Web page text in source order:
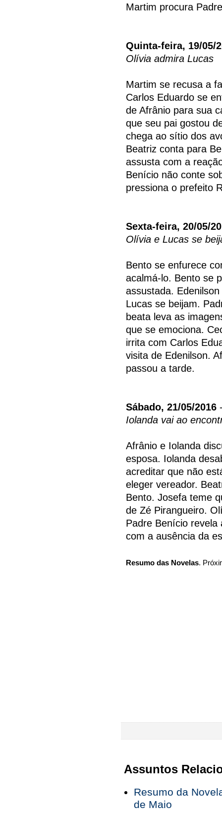
Martim procura
Quinta-feira, 19/05/
Olívia admira Lucas
Martim se recusa a
Carlos Eduardo se
de Afrânio para sua
que seu pai gostou
chega ao sítio dos
Beatriz conta para
assusta com a
Benício não conte
pressiona o prefeito
Sexta-feira, 20/05/
Olívia e Lucas se
Bento se enfurece
acalmá-lo. Bento se
assustada.
Lucas se beijam.
beata leva as
que se emociona.
irrita com Carlos
visita de Edenilson.
passou a tarde.
Sábado, 21/05/2016
Iolanda vai ao
Afrânio e Iolanda
esposa. Iolanda
acreditar que não
eleger vereador.
Bento. Josefa teme
de Zé Pirangueiro.
Padre Benício
com a ausência da
Resumo das Novelas.
Assuntos
Resumo da
de Maio